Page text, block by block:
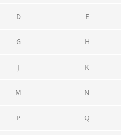
D E
G H
J K
M N
P Q